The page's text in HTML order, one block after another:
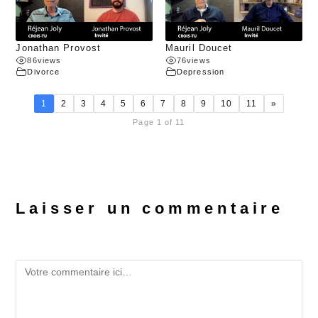
Jonathan Provost
86views
Divorce
Mauril Doucet
76views
Depression
1 2 3 4 5 6 7 8 9 10 11 »
Page 1 of 11
Laisser un commentaire